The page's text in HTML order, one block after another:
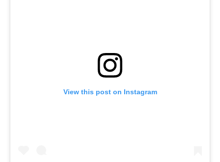
View this post on Instagram